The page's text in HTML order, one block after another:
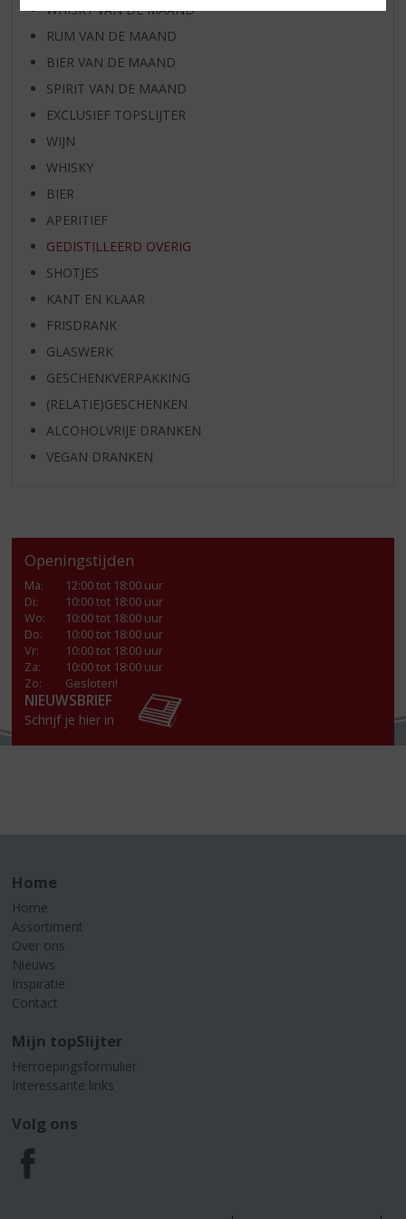
WHISKY VAN DE MAAND
RUM VAN DE MAAND
BIER VAN DE MAAND
SPIRIT VAN DE MAAND
EXCLUSIEF TOPSLIJTER
WIJN
WHISKY
BIER
APERITIEF
GEDISTILLEERD OVERIG
SHOTJES
KANT EN KLAAR
FRISDRANK
GLASWERK
GESCHENKVERPAKKING
(RELATIE)GESCHENKEN
ALCOHOLVRIJE DRANKEN
VEGAN DRANKEN
Openingstijden
Ma:
12:00 tot 18:00 uur
Di:
10:00 tot 18:00 uur
Wo:
10:00 tot 18:00 uur
Do:
10:00 tot 18:00 uur
Vr:
10:00 tot 18:00 uur
Za:
10:00 tot 18:00 uur
Zo:
Gesloten!
NIEUWSBRIEF
Schrijf je hier in
Home
Home
Assortiment
Over ons
Nieuws
Inspiratie
Contact
Mijn topSlijter
Herroepingsformulier
Interessante links
Volg ons
F